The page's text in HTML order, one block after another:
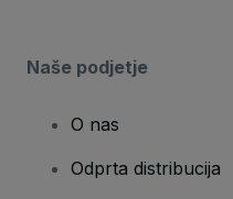
Naše podjetje
O nas
Odprta distribucija